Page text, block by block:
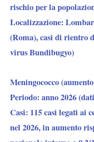
rischio per la
Localizzazione:
(Roma), casi di rientro
virus Bundibugyo)
Meningococco
Periodo: anno 2026
Casi: 115 casi legati ai
nel 2026, in aumento